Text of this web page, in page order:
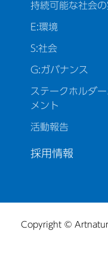
持続可能な社会
E:環境
S:社会
G:ガバナンス
ステークホルダ
メント
活動報告
採用情報
Copyright ©